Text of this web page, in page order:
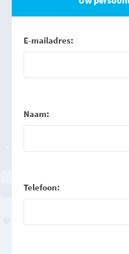
E-mailadres:
Naam:
Telefoon: